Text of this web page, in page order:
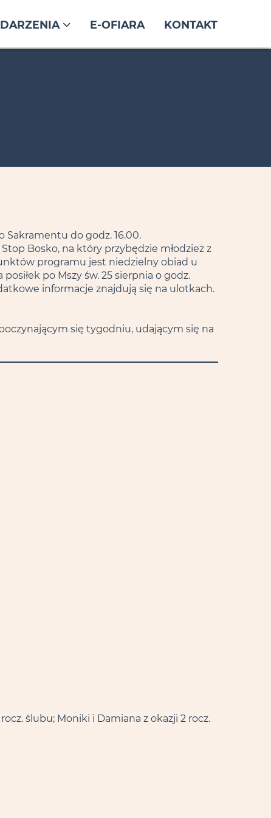
E-OFIARA KONTAKT
Sakramentu do godz. 16.00.
Bosko, na który przybędzie młodzież z
programu jest niedzielny obiad u
po Mszy św. 25 sierpnia o godz.
informacje znajdują się na ulotkach.
się tygodniu, udającym się na
ślubu; Moniki i Damiana z okazji 2 rocz.